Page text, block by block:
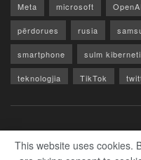
Meta microsoft OpenAI
përdorues rusia
smartphone sulm
teknologjia TikTok
This website uses cookies.